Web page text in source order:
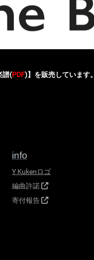
譜(PDF)】を販売しています。
info
Y Kukenロゴ
編曲許諾
寄付報告